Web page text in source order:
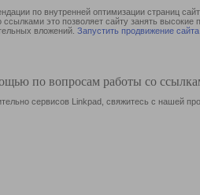
по внутренней оптимизации страниц
это позволяет сайту занять
вложений. Запустить продвижение сайта
по вопросам работы со
сервисов Linkpad, свяжитесь с нашей